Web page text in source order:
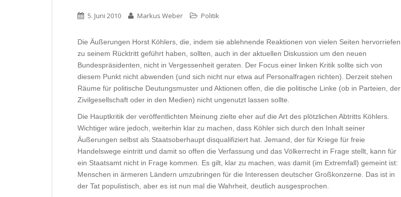
5. Juni 2010 Markus Weber Politik
Die Äußerungen Horst Köhlers, die, indem sie ablehnende Reaktionen von vielen Seiten hervorriefen,
zu seinem Rücktritt geführt haben, sollten, auch in der aktuellen Diskussion um den neuen
Bundespräsidenten, nicht in Vergessenheit geraten. Der Focus einer linken Kritik sollte sich von
diesem Punkt nicht abwenden (und sich nicht nur etwa auf Personalfragen richten). Derzeit stehen
Räume für politische Deutungsmuster und Aktionen offen, die die politische Linke (ob in Parteien, der
Zivilgesellschaft oder in den Medien) nicht ungenutzt lassen sollte.
Die Hauptkritik der veröffentlichten Meinung zielte eher auf die Art des plötzlichen Abtritts Köhlers.
Wichtiger wäre jedoch, weiterhin klar zu machen, dass Köhler sich durch den Inhalt seiner
Äußerungen selbst als Staatsoberhaupt disqualifiziert hat. Jemand, der für Kriege für freie
Handelswege eintritt und damit so offen die Verfassung und das Völkerrecht in Frage stellt, kann für
ein Staatsamt nicht in Frage kommen. Es gilt, klar zu machen, was damit (im Extremfall) gemeint ist:
Menschen in ärmeren Ländern umzubringen für die Interessen deutscher Großkonzerne. Das ist in
der Tat populistisch, aber es ist nun mal die Wahrheit, deutlich ausgesprochen.